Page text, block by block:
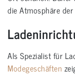
die Atmosphäre der
Als Spezialist für
Modegeschäften